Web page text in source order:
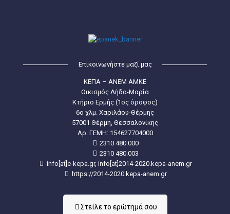
Επικοινωνήστε μαζί μας
ΚΕΠΑ – ΑΝΕΜ ΑΜΚΕ
Οικισμός Λήδα-Μαρία
Κτήριο Ερμής (1ος όροφος)
6ο χλμ. Χαριλάου-Θέρμης
57001 Θέρμη, Θεσσαλονίκης
Aρ. ΓΕΜΗ: 154627704000
2310 480.000
2310 480.003
info[at]e-kepa.gr, info[at]2014-2020.kepa-anem.gr
https://2014-2020.kepa-anem.gr
Στείλε τo ερώτημά σου